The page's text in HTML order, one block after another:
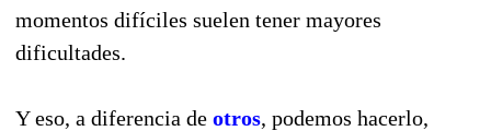
momentos difíciles suelen tener mayores
dificultades.
Y eso, a diferencia de otros, podemos hacerlo,